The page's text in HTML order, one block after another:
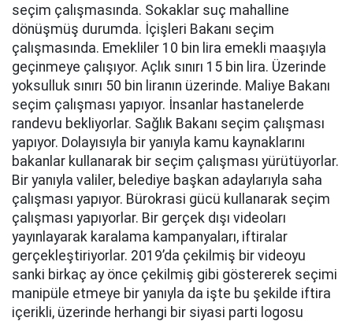
seçim çalışmasında. Sokaklar suç mahalline
dönüşmüş durumda. İçişleri Bakanı seçim
çalışmasında. Emekliler 10 bin lira emekli maaşıyla
geçinmeye çalışıyor. Açlık sınırı 15 bin lira. Üzerinde
yoksulluk sınırı 50 bin liranın üzerinde. Maliye Bakanı
seçim çalışması yapıyor. İnsanlar hastanelerde
randevu bekliyorlar. Sağlık Bakanı seçim çalışması
yapıyor. Dolayısıyla bir yanıyla kamu kaynaklarını
bakanlar kullanarak bir seçim çalışması yürütüyorlar.
Bir yanıyla valiler, belediye başkan adaylarıyla saha
çalışması yapıyor. Bürokrasi gücü kullanarak seçim
çalışması yapıyorlar. Bir gerçek dışı videoları
yayınlayarak karalama kampanyaları, iftiralar
gerçekleştiriyorlar. 2019’da çekilmiş bir videoyu
sanki birkaç ay önce çekilmiş gibi göstererek seçimi
manipüle etmeye bir yanıyla da işte bu şekilde iftira
içerikli, üzerinde herhangi bir siyasi parti logosu